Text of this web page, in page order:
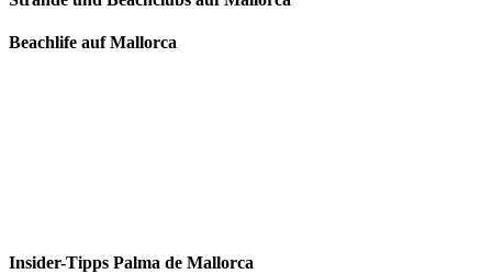
Beachlife auf Mallorca
Insider-Tipps Palma de Mallorca